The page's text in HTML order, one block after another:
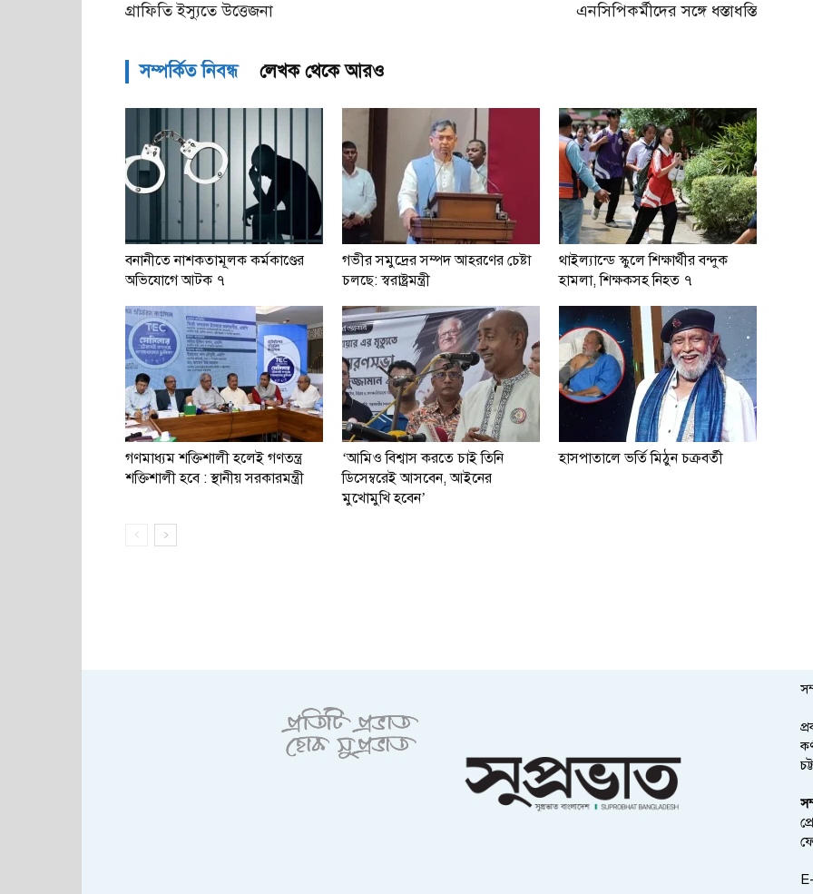
গ্রাফিতি ইস্যুতে উত্তেজনা এনসিপিকর্মীদের সঙ্গে ধস্তাধস্তি
সম্পর্কিত নিবন্ধ লেখক থেকে আরও
বনানীতে নাশকতামূলক কর্মকাণ্ডের
অভিযোগে আটক ৭
গভীর সমুদ্রের সম্পদ আহরণের চেষ্টা
চলছে: স্বরাষ্ট্রমন্ত্রী
থাইল্যান্ডে স্কুলে শিক্ষার্থীর বন্দুক
হামলা, শিক্ষকসহ নিহত ৭
গণমাধ্যম শক্তিশালী হলেই গণতন্ত্র
শক্তিশালী হবে : স্থানীয় সরকারমন্ত্রী
‘আমিও বিশ্বাস করতে চাই তিনি
ডিসেম্বরেই আসবেন, আইনের
মুখোমুখি হবেন’
হাসপাতালে ভর্তি মিঠুন চক্রবর্তী